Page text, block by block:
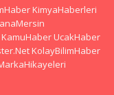
KimyaHaberleri
KamuHaber UcakHaber
KolayBilimHaber